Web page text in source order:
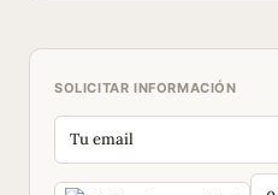
SOLICITAR INFORMACIÓN